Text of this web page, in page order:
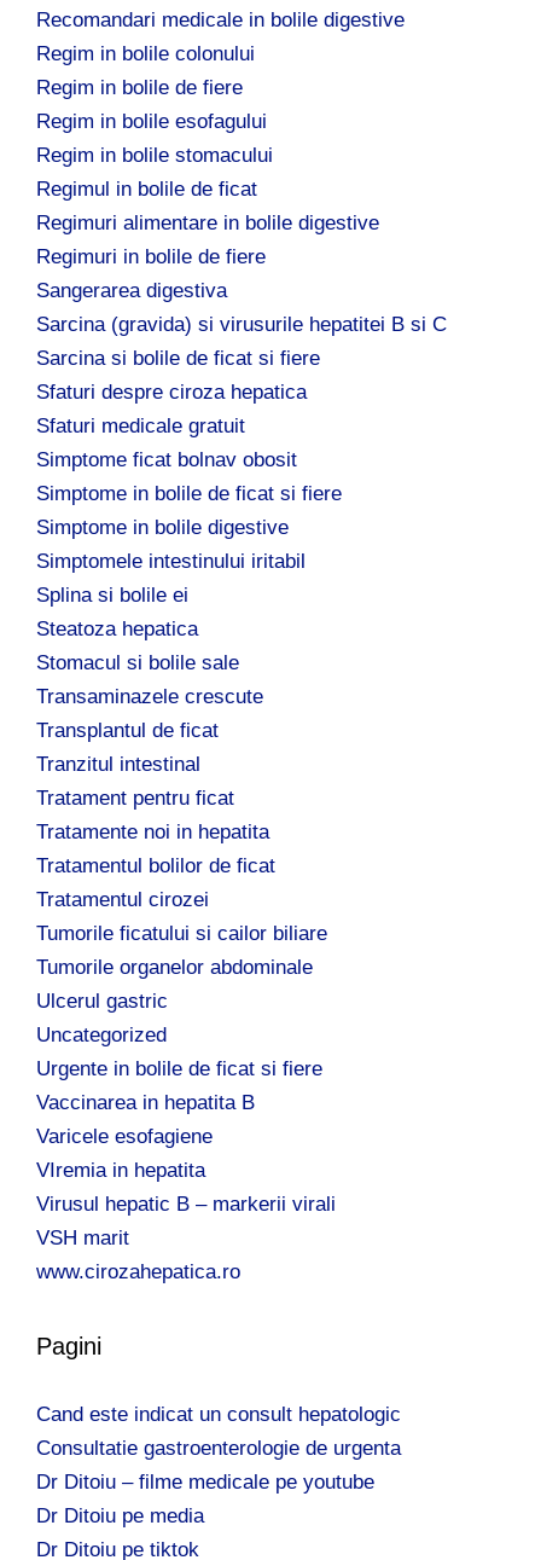
Recomandari medicale in bolile digestive
Regim in bolile colonului
Regim in bolile de fiere
Regim in bolile esofagului
Regim in bolile stomacului
Regimul in bolile de ficat
Regimuri alimentare in bolile digestive
Regimuri in bolile de fiere
Sangerarea digestiva
Sarcina (gravida) si virusurile hepatitei B si C
Sarcina si bolile de ficat si fiere
Sfaturi despre ciroza hepatica
Sfaturi medicale gratuit
Simptome ficat bolnav obosit
Simptome in bolile de ficat si fiere
Simptome in bolile digestive
Simptomele intestinului iritabil
Splina si bolile ei
Steatoza hepatica
Stomacul si bolile sale
Transaminazele crescute
Transplantul de ficat
Tranzitul intestinal
Tratament pentru ficat
Tratamente noi in hepatita
Tratamentul bolilor de ficat
Tratamentul cirozei
Tumorile ficatului si cailor biliare
Tumorile organelor abdominale
Ulcerul gastric
Uncategorized
Urgente in bolile de ficat si fiere
Vaccinarea in hepatita B
Varicele esofagiene
VIremia in hepatita
Virusul hepatic B – markerii virali
VSH marit
www.cirozahepatica.ro
Pagini
Cand este indicat un consult hepatologic
Consultatie gastroenterologie de urgenta
Dr Ditoiu – filme medicale pe youtube
Dr Ditoiu pe media
Dr Ditoiu pe tiktok